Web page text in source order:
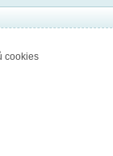
cookies